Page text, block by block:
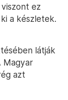
ez
a készletek.
látják
Magyar
azt